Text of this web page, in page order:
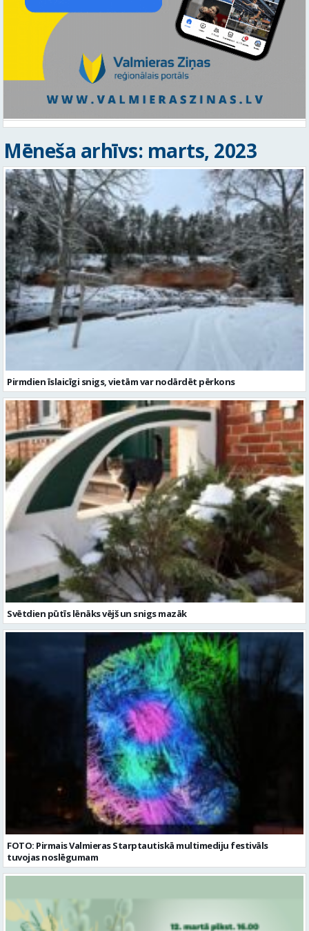
Mēneša arhīvs: marts, 2023
Pirmdien īslaicīgi snigs, vietām var nodārdēt pērkons
Svētdien pūtīs lēnāks vējš un snigs mazāk
FOTO: Pirmais Valmieras Starptautiskā multimediju festivāls
tuvojas noslēgumam